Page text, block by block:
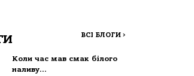
ВСІ БЛОГИ >
Коли час мав смак білого
наливу…